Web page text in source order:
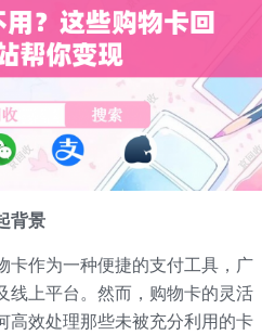
背景
卡作为一种便捷的支付工具，广
线上平台。然而，购物卡的灵活
高效处理那些未被充分利用的卡